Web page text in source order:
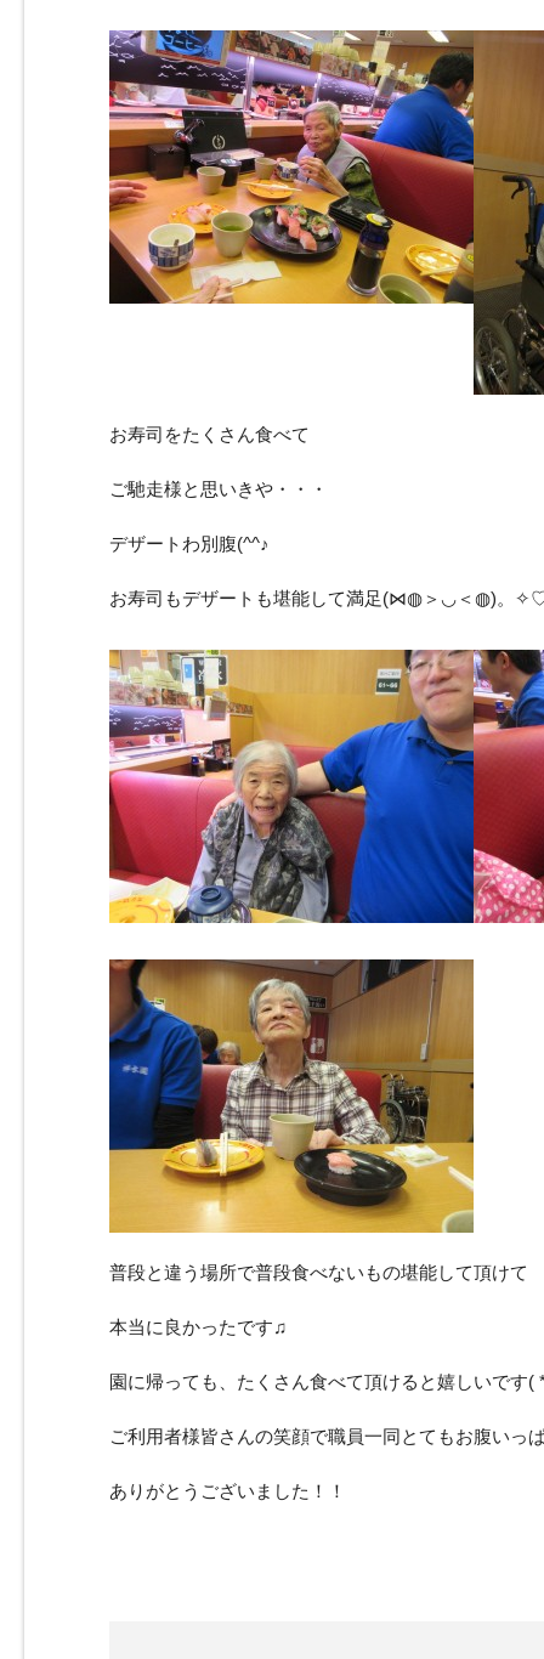
お寿司をたくさん食べて
ご馳走様と思いきや・・・
デザートわ別腹(^^♪
お寿司もデザートも堪能して満足(⋈◍＞◡＜◍)。
普段と違う場所で普段食べないもの堪能して頂けて
本当に良かったです♫
園に帰っても、たくさん食べて頂けると嬉しいです(
ご利用者様皆さんの笑顔で職員一同とてもお腹いっ
ありがとうございました！！